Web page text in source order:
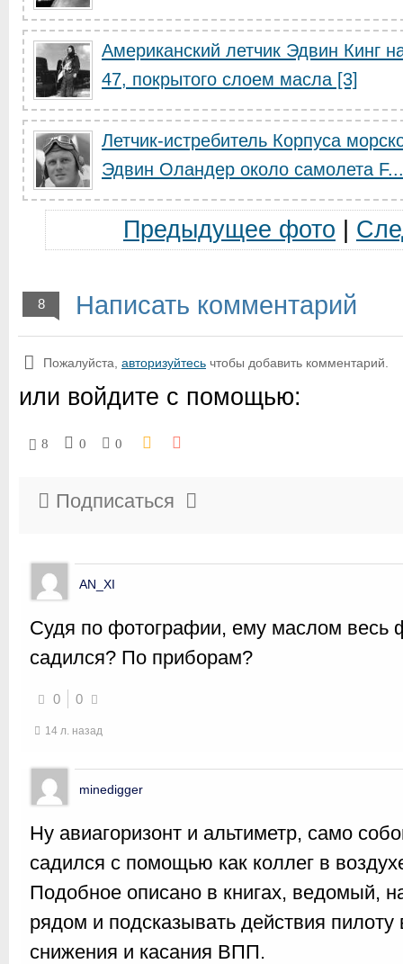
Американский летчик Эдвин Кинг
47, покрытого слоем масла [3]
Летчик-истребитель Корпуса
Эдвин Оландер около самолета F...
Предыдущее фото
8 Написать комментарий
Пожалуйста, авторизуйтесь чтобы добавить комментарий.
или войдите с помощью:
8 0 0
Подписаться
AN_XI
Судя по фотографии, ему маслом весь
садился? По приборам?
0 0
14 л. назад
minedigger
Ну авиагоризонт и альтиметр, само
садился с помощью как коллег в
Подобное описано в книгах, ведомый,
рядом и подсказывать действия пилоту
снижения и касания ВПП.